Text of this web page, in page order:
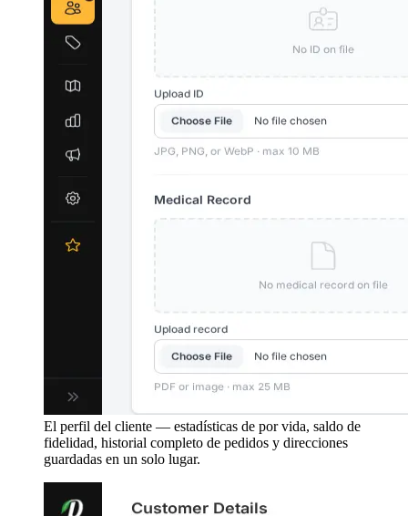
El perfil del cliente — estadísticas de por vida, saldo de
fidelidad, historial completo de pedidos y direcciones
guardadas en un solo lugar.